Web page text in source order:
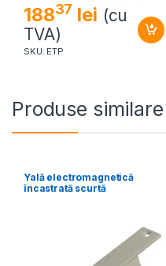
18837 lei (cu
TVA)
SKU: ETP
Produse similare
Yală electromagnetică
încastrată scurtă